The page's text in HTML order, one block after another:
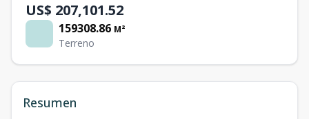
US$ 207,101.52
159308.86 M²
Terreno
Resumen